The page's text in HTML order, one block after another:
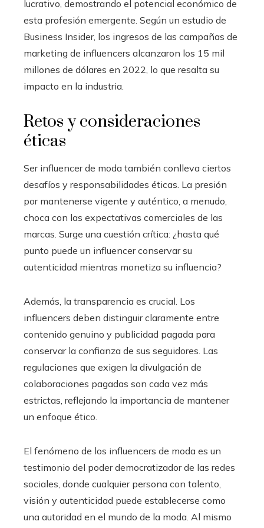
lucrativo, demostrando el potencial económico de
esta profesión emergente. Según un estudio de
Business Insider, los ingresos de las campañas de
marketing de influencers alcanzaron los 15 mil
millones de dólares en 2022, lo que resalta su
impacto en la industria.
Retos y consideraciones
éticas
Ser influencer de moda también conlleva ciertos
desafíos y responsabilidades éticas. La presión
por mantenerse vigente y auténtico, a menudo,
choca con las expectativas comerciales de las
marcas. Surge una cuestión crítica: ¿hasta qué
punto puede un influencer conservar su
autenticidad mientras monetiza su influencia?
Además, la transparencia es crucial. Los
influencers deben distinguir claramente entre
contenido genuino y publicidad pagada para
conservar la confianza de sus seguidores. Las
regulaciones que exigen la divulgación de
colaboraciones pagadas son cada vez más
estrictas, reflejando la importancia de mantener
un enfoque ético.
El fenómeno de los influencers de moda es un
testimonio del poder democratizador de las redes
sociales, donde cualquier persona con talento,
visión y autenticidad puede establecerse como
una autoridad en el mundo de la moda. Al mismo